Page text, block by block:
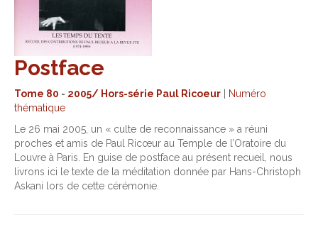
Postface
Tome 80 - 2005/ Hors-série Paul Ricoeur
Numéro
thématique
Le 26 mai 2005, un « culte de reconnaissance » a réuni
proches et amis de Paul Ricœur au Temple de l’Oratoire du
Louvre à Paris. En guise de postface au présent recueil, nous
livrons ici le texte de la méditation donnée par Hans-Christoph
Askani lors de cette cérémonie.